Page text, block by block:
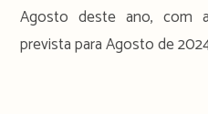
Agosto deste ano, com
prevista para Agosto de